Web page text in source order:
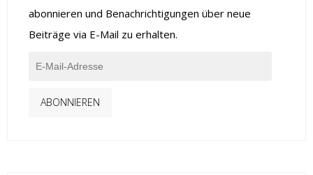
abonnieren und Benachrichtigungen über neue
Beiträge via E-Mail zu erhalten.
ABONNIEREN